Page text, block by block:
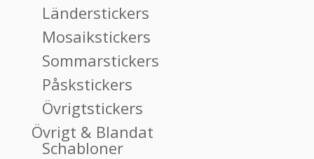
Länderstickers
Mosaikstickers
Sommarstickers
Påskstickers
Övrigtstickers
Övrigt & Blandat
Schabloner